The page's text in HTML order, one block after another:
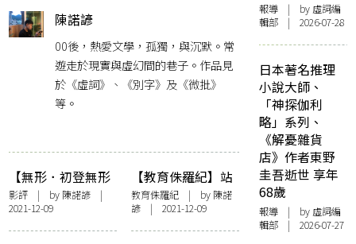
陳諾諺
00後，熱愛文學，孤獨，與沉默。常
遊走於現實與虛幻間的巷子。作品見
於《虛詞》、《別字》及《微批》
等。
【無形．初登無形
也不驚】光影殘
像，斷裂日常：
（後）運動記憶與
影評 | by 陳諾諺 |
2021-12-09
【教育侏羅紀】站
在時代邊界的文憑
試考生——分岔
（下）
教育侏羅紀| by 陳諾
諺| 2021-12-09
報導 | by 虛詞編
輯部 | 2026-07-28
日本著名推理
小說大師、
「神探伽利
略」系列、
《解憂雜貨
店》作者東野
圭吾逝世 享年
68歲
報導 | by 虛詞編
輯部 | 2026-07-27